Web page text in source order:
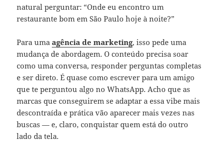
natural perguntar: “Onde eu encontro um
restaurante bom em São Paulo hoje à noite?”
Para umaagência de marketing, isso pede uma
mudança de abordagem. O conteúdo precisa soar
como uma conversa, responder perguntas completas
e ser direto. É quase como escrever para um amigo
que te perguntou algo no WhatsApp. Acho que as
marcas que conseguirem se adaptar a essa vibe mais
descontraída e prática vão aparecer mais vezes nas
buscas — e, claro, conquistar quem está do outro
lado da tela.